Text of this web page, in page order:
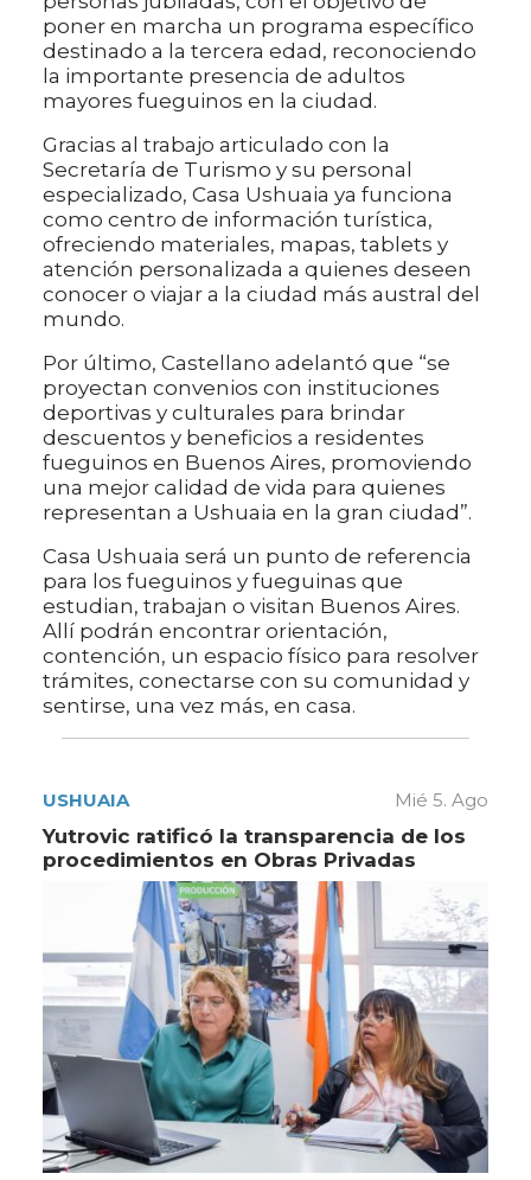
poner en marcha un programa específico
destinado a la tercera edad, reconociendo
la importante presencia de adultos
mayores fueguinos en la ciudad.
Gracias al trabajo articulado con la
Secretaría de Turismo y su personal
especializado, Casa Ushuaia ya funciona
como centro de información turística,
ofreciendo materiales, mapas, tablets y
atención personalizada a quienes deseen
conocer o viajar a la ciudad más austral del
mundo.
Por último, Castellano adelantó que “se
proyectan convenios con instituciones
deportivas y culturales para brindar
descuentos y beneficios a residentes
fueguinos en Buenos Aires, promoviendo
una mejor calidad de vida para quienes
representan a Ushuaia en la gran ciudad”.
Casa Ushuaia será un punto de referencia
para los fueguinos y fueguinas que
estudian, trabajan o visitan Buenos Aires.
Allí podrán encontrar orientación,
contención, un espacio físico para resolver
trámites, conectarse con su comunidad y
sentirse, una vez más, en casa.
USHUAIA Mié 5. Ago
Yutrovic ratificó la transparencia de los
procedimientos en Obras Privadas